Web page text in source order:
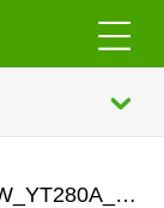
投标供货用YT6800EW_YT280A_YT300EW伊藤动力电焊机